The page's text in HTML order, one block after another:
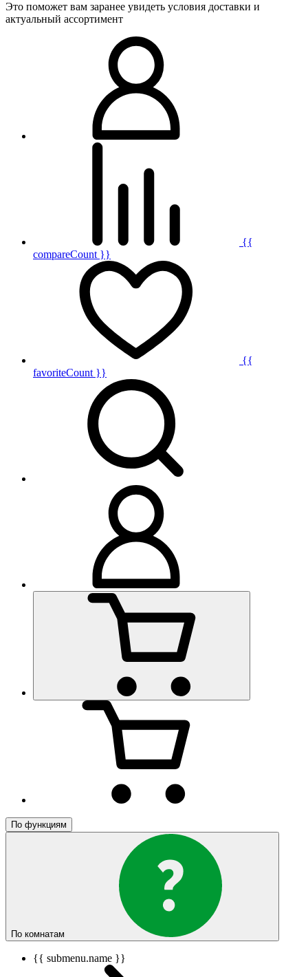
Это поможет вам заранее увидеть условия доставки и
актуальный ассортимент
{{
compareCount }}
{{
favoriteCount }}
По функциям
По комнатам
{{ submenu.name }}